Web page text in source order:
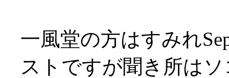
一風堂の方はすみれ
ストですが聞き所は